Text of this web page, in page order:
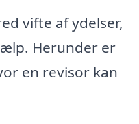
vifte af ydelser,
Herunder er
en revisor kan